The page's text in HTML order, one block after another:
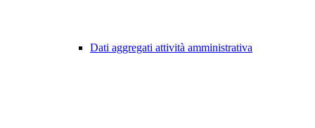
Dati aggregati attività amministrativa